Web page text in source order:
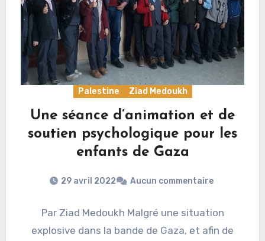
Palestine Ziad Medoukh
Une séance d’animation et de
soutien psychologique pour les
enfants de Gaza
29 avril 2022 Aucun commentaire
Par Ziad Medoukh Malgré une situation
explosive dans la bande de Gaza, et afin de